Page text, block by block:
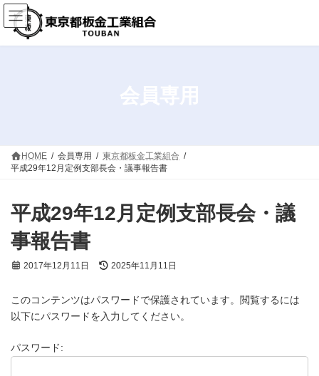
コ
ン
テ
ン
ナ
ビ
ゲ
ー
HOME 会員専用
東京都板金工業組合
平成29年12月定例支部長会・議事報告書
平成29年12月定例支部長会・議
事報告書
2017年12月11日
最
新
日
2025年11月11日
このコンテンツはパスワードで保護されています。閲覧するには
以下にパスワードを入力してください。
パスワード: